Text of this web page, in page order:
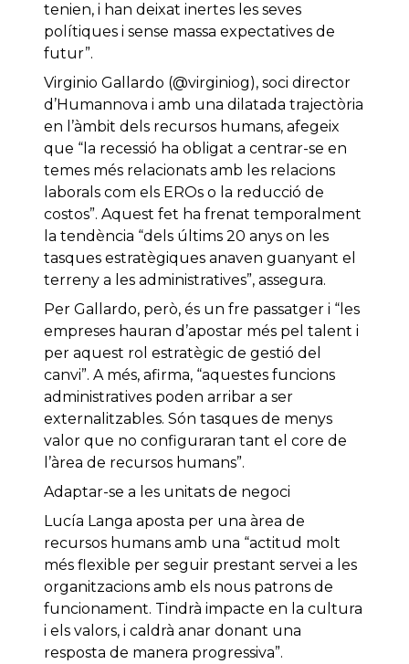
tenien, i han deixat inertes les seves
polítiques i sense massa expectatives de
futur”.
Virginio Gallardo (@virginiog), soci director
d’Humannova i amb una dilatada trajectòria
en l’àmbit dels recursos humans, afegeix
que “la recessió ha obligat a centrar-se en
temes més relacionats amb les relacions
laborals com els EROs o la reducció de
costos”. Aquest fet ha frenat temporalment
la tendència “dels últims 20 anys on les
tasques estratègiques anaven guanyant el
terreny a les administratives”, assegura.
Per Gallardo, però, és un fre passatger i “les
empreses hauran d’apostar més pel talent i
per aquest rol estratègic de gestió del
canvi”. A més, afirma, “aquestes funcions
administratives poden arribar a ser
externalitzables. Són tasques de menys
valor que no configuraran tant el core de
l’àrea de recursos humans”.
Adaptar-se a les unitats de negoci
Lucía Langa aposta per una àrea de
recursos humans amb una “actitud molt
més flexible per seguir prestant servei a les
organitzacions amb els nous patrons de
funcionament. Tindrà impacte en la cultura
i els valors, i caldrà anar donant una
resposta de manera progressiva”.